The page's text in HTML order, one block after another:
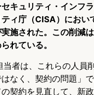
キュリティ・インフ
ィ庁（CISA）におい
施された。この削減
れている。
当者は、これらの人員
なく、契約の問題」
契約を見直して、新